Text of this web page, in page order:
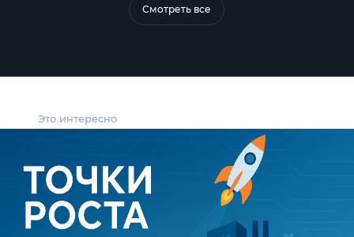
Это интересно
Смотреть все